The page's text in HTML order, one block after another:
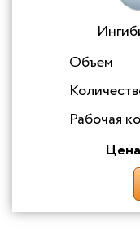
Объем
Рабочая